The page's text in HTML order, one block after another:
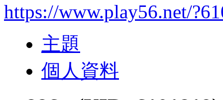
https://www.play56.net/
主題
個人資料